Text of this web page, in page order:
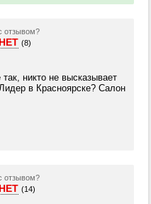
отзывом?
НЕТ (8)
никто не высказывает
в Красноярске? Салон
отзывом?
НЕТ (14)